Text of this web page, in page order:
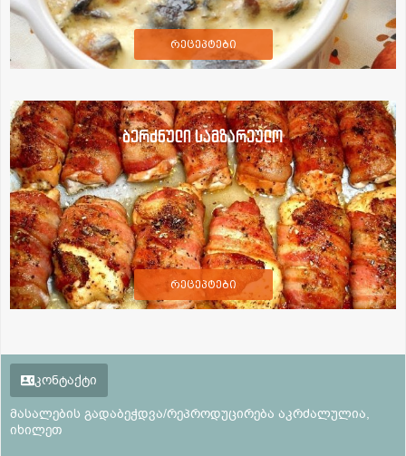
რეცეპტები
ბერძნული სამზარეულო
რეცეპტები
კონტაქტი
მასალების გადაბეჭდვა/რეპროდუცირება აკრძალულია,
იხილეთ